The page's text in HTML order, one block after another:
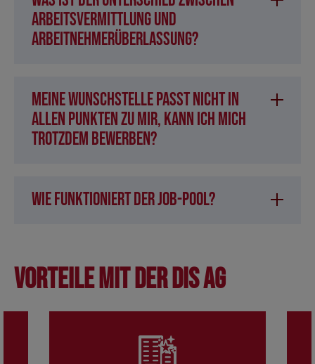
Arbeitsvermittlung und
Arbeitnehmerüberlassung?
Meine Wunschstelle passt nicht in
allen Punkten zu mir, kann ich mich
trotzdem bewerben?
Wie funktioniert der Job-Pool?
Vorteile mit der DIS AG